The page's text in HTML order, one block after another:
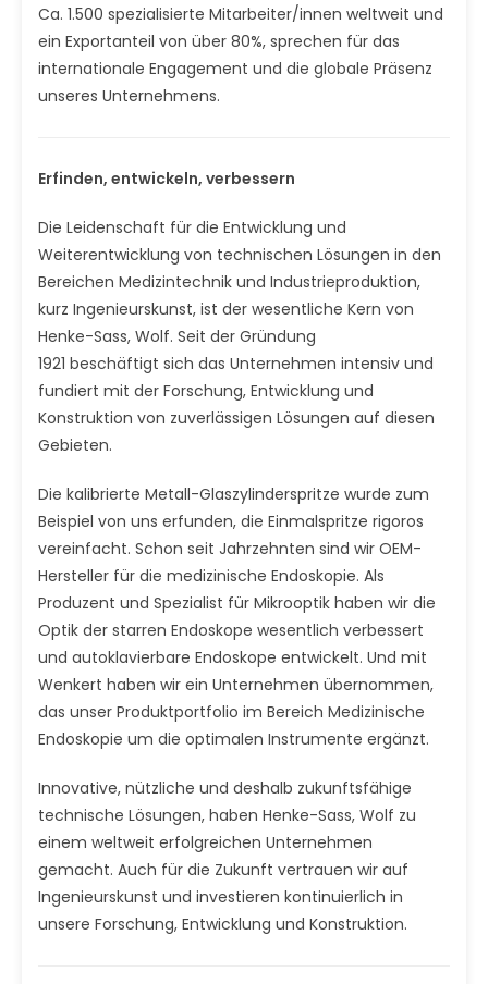
Ca. 1.500 spezialisierte Mitarbeiter/innen weltweit und
ein Exportanteil von über 80%, sprechen für das
internationale Engagement und die globale Präsenz
unseres Unternehmens.
Erfinden, entwickeln, verbessern
Die Leidenschaft für die Entwicklung und
Weiterentwicklung von technischen Lösungen in den
Bereichen Medizintechnik und Industrieproduktion,
kurz Ingenieurskunst, ist der wesentliche Kern von
Henke-Sass, Wolf. Seit der Gründung
1921 beschäftigt sich das Unternehmen intensiv und
fundiert mit der Forschung, Entwicklung und
Konstruktion von zuverlässigen Lösungen auf diesen
Gebieten.
Die kalibrierte Metall-Glaszylinderspritze wurde zum
Beispiel von uns erfunden, die Einmalspritze rigoros
vereinfacht. Schon seit Jahrzehnten sind wir OEM-
Hersteller für die medizinische Endoskopie. Als
Produzent und Spezialist für Mikrooptik haben wir die
Optik der starren Endoskope wesentlich verbessert
und autoklavierbare Endoskope entwickelt. Und mit
Wenkert haben wir ein Unternehmen übernommen,
das unser Produktportfolio im Bereich Medizinische
Endoskopie um die optimalen Instrumente ergänzt.
Innovative, nützliche und deshalb zukunftsfähige
technische Lösungen, haben Henke-Sass, Wolf zu
einem weltweit erfolgreichen Unternehmen
gemacht. Auch für die Zukunft vertrauen wir auf
Ingenieurskunst und investieren kontinuierlich in
unsere Forschung, Entwicklung und Konstruktion.